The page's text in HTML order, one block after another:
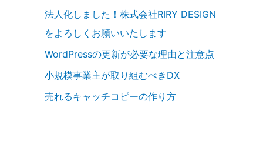
法人化しました！株式会社RIRY DESIGN
をよろしくお願いいたします
WordPressの更新が必要な理由と注意点
小規模事業主が取り組むべきDX
売れるキャッチコピーの作り方